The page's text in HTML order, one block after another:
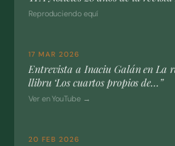
Reproduciendo equí
17 MAR 2026
Entrevista a Inaciu Galán en La
llibru ‘Los cuartos propios de…”
Ver en YouTube →
20 FEB 2026